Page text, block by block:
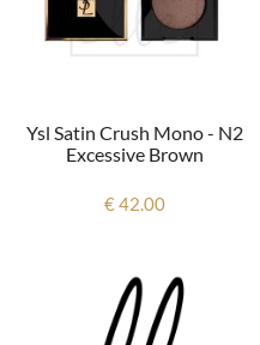
Ysl Satin Crush Mono - N2
Excessive Brown
€ 42.00